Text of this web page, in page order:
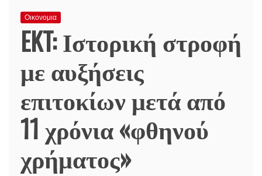
Οικονομια
EKT: Ιστορική στροφή
με αυξήσεις
επιτοκίων μετά από
11 χρόνια «φθηνού
χρήματος»